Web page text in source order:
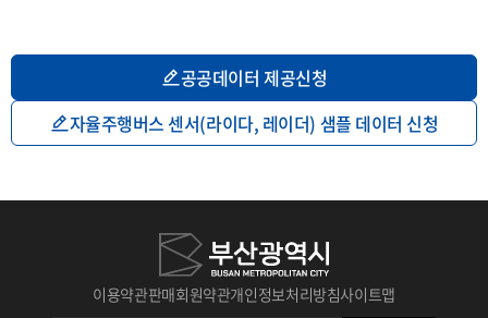
공공데이터 제공신청
자율주행버스 센서(라이다, 레이더) 샘플 데이터 신청
이용약관판매회원약관개인정보처리방침사이트맵